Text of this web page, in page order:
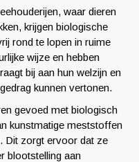
waar dieren
krijgen biologische
rond te lopen in ruime
wijze en hebben
bij aan hun welzijn en
kunnen vertonen.
gevoed met biologisch
kunstmatige meststoffen
Dit zorgt ervoor dat ze
blootstelling aan